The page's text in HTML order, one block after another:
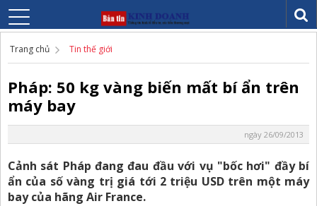
Trang chủ Tin thế giới
Pháp: 50 kg vàng biến mất bí ẩn trên
máy bay
ngày 26/09/2013
Cảnh sát Pháp đang đau đầu với vụ "bốc hơi" đầy bí
ẩn của số vàng trị giá tới 2 triệu USD trên một máy
bay của hãng Air France.